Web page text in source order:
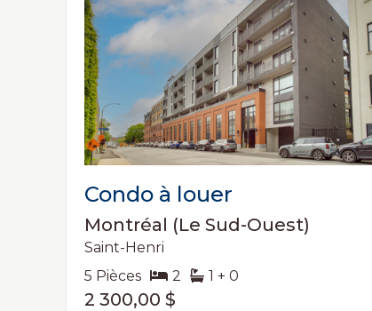
Condo à louer
Montréal (Le Sud-Ouest)
Saint-Henri
5 Pièces
2 1 + 0
2 300,00 $